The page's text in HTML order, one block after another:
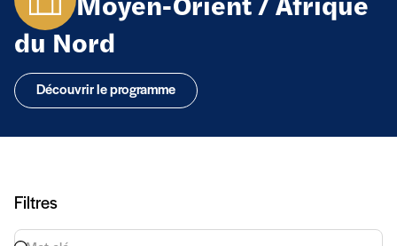
Moyen-Orient / Afrique
du Nord
Découvrir le programme
Filtres
Recherche par mot-clé